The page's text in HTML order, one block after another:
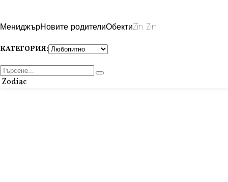
МениджърНовите родителиОбектиZin Zin
КАТЕГОРИЯ:
Zodiac